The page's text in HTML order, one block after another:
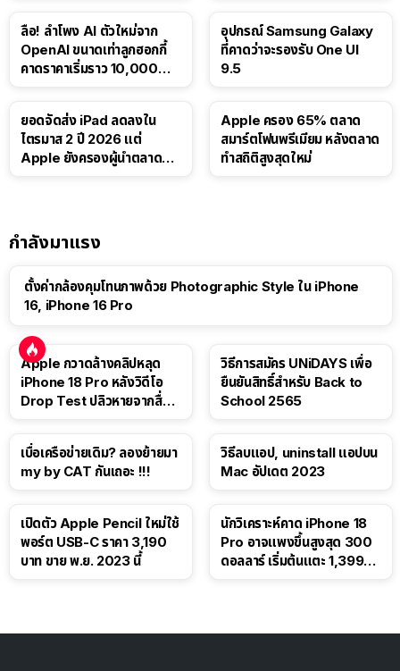
ลือ! ลำโพง AI ตัวใหม่จาก
OpenAI ขนาดเท่าลูกฮอกกี้
คาดราคาเริ่มราว 10,000
อุปกรณ์ Samsung Galaxy
ที่คาดว่าจะรองรับ One UI
9.5
ยอดจัดส่ง iPad ลดลงใน
ไตรมาส 2 ปี 2026 แต่
Apple ยังครองผู้นำตลาด
Apple ครอง 65% ตลาด
สมาร์ตโฟนพรีเมียม หลังตลาด
ทำสถิติสูงสุดใหม่
กำลังมาแรง
ตั้งค่ากล้องคุมโทนภาพด้วย Photographic Style ใน iPhone
16, iPhone 16 Pro
Apple กวาดล้างคลิปหลุด
iPhone 18 Pro หลังวิดีโอ
Drop Test ปลิวหายจากสื่อ
วิธีการสมัคร UNiDAYS เพื่อ
ยืนยันสิทธิ์สำหรับ Back to
School 2565
เบื่อเครือข่ายเดิม? ลองย้ายมา
my by CAT กันเถอะ !!!
วิธีลบแอป, uninstall แอปบน
Mac อัปเดต 2023
เปิดตัว Apple Pencil ใหม่ใช้
พอร์ต USB-C ราคา 3,190
บาท ขาย พ.ย. 2023 นี้
นักวิเคราะห์คาด iPhone 18
Pro อาจแพงขึ้นสูงสุด 300
ดอลลาร์ เริ่มต้นแตะ 1,399